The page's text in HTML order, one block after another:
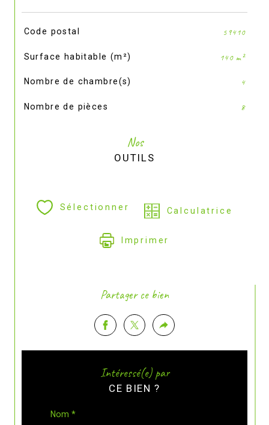
TRAD_SIROCCO_Caracteristique
Code postal 59410
Surface habitable (m²) 140 m²
Nombre de chambre(s) 4
Nombre de pièces 8
Nos
OUTILS
Sélectionner Calculatrice
Imprimer
Partager ce bien
Intéressé(e) par
CE BIEN ?
Nom *